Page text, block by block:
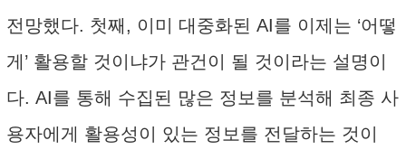
전망했다. 첫째, 이미 대중화된 AI를 이제는 ‘어떻
게’ 활용할 것이냐가 관건이 될 것이라는 설명이
다. AI를 통해 수집된 많은 정보를 분석해 최종 사
용자에게 활용성이 있는 정보를 전달하는 것이